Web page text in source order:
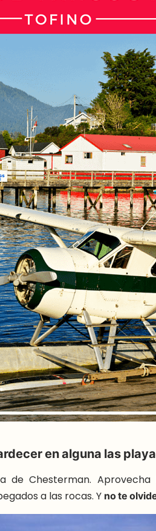
en alguna las
de Chesterman.
a las rocas. Y no te